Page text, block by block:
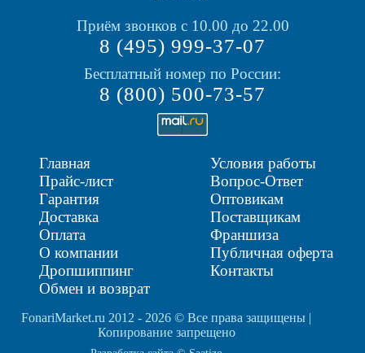
Приём звонков с 10.00 до 22.00
8 (495) 999-37-07
Бесплатный номер по России:
8 (800) 500-73-57
Главная
Прайс-лист
Гарантия
Доставка
Оплата
О компании
Дропшиппинг
Обмен и возврат
Условия работы
Вопрос-Ответ
Оптовикам
Поставщикам
Франшиза
Публичная оферта
Контакты
FonariMarket.ru 2012 - 2026 © Все права защищены |
Копирование запрещено